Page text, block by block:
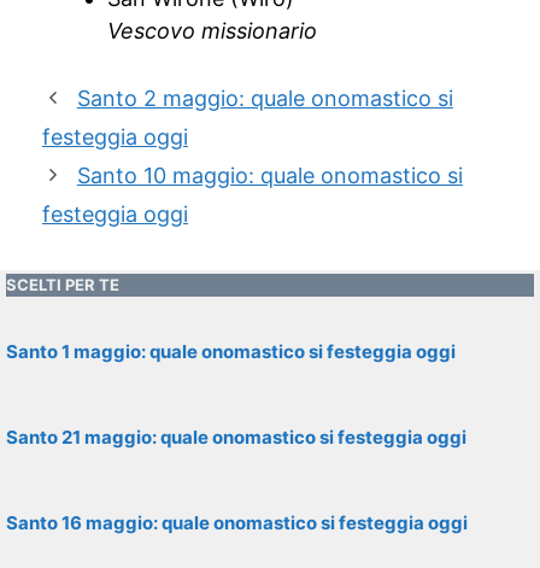
Vescovo missionario
Santo 2 maggio: quale onomastico si
festeggia oggi
Santo 10 maggio: quale onomastico si
festeggia oggi
SCELTI PER TE
Santo 1 maggio: quale onomastico si festeggia oggi
Santo 21 maggio: quale onomastico si festeggia oggi
Santo 16 maggio: quale onomastico si festeggia oggi